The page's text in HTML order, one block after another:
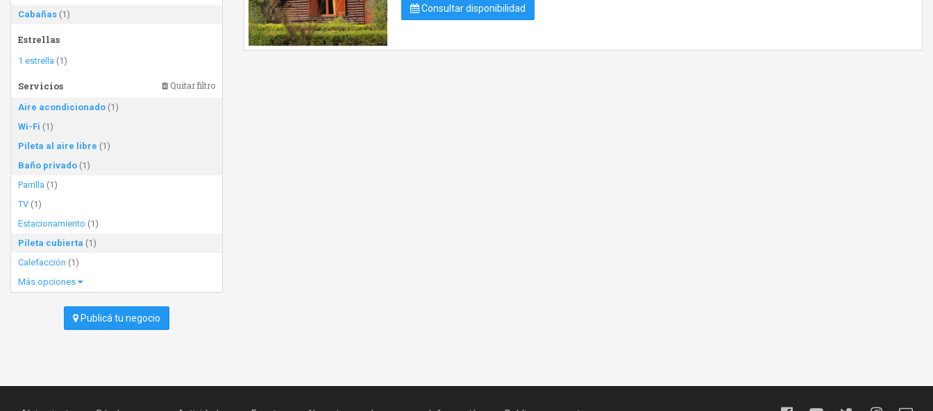
Cabañas (1)
Estrellas
1 estrella (1)
Servicios Quitar filtro
Aire acondicionado (1)
Wi-Fi (1)
Pileta al aire libre (1)
Baño privado (1)
Parrilla (1)
TV (1)
Estacionamiento (1)
Pileta cubierta (1)
Calefacción (1)
Más opciones
Publicá tu negocio
Consultar disponibilidad